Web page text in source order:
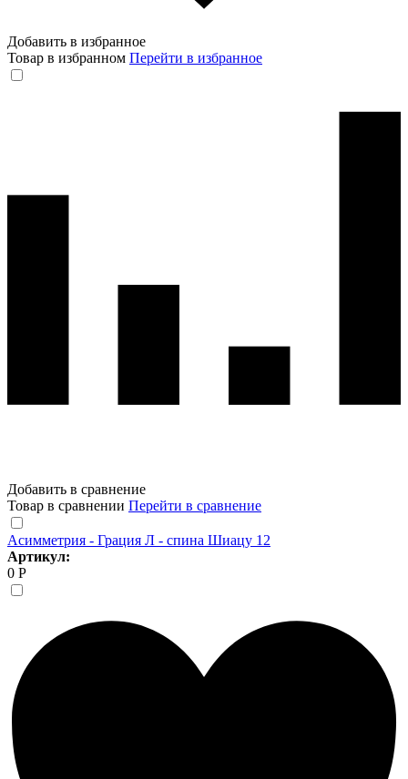
Добавить в избранное
Товар в избранном Перейти в избранное
Добавить в сравнение
Товар в сравнении Перейти в сравнение
Асимметрия - Грация Л - спина Шиацу 12
Артикул:
0 Р